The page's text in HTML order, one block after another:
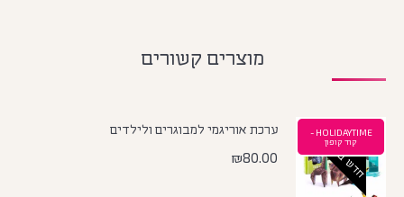
מוצרים קשורים
חדש באתר
HOLIDAYTIME -
קוד קופון
ערכת אוריגמי למבוגרים ולילדים
₪80.00